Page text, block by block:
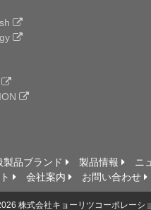
製品ブランド 製品情報
ニ
ト
会社案内 お問い合わせ
株式会社キョーリツコーポレーショ